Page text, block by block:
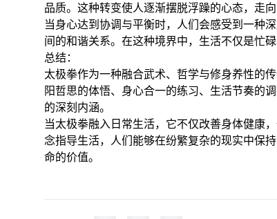
品质。这种转变使人逐渐摆脱浮躁的心态，走
当身心达到协调与平衡时，人们会感受到一种
间的和谐关系。在这种境界中，生活不仅是忙
总结：
太极拳作为一种融合武术、哲学与修身养性的
阳哲思的体悟、身心合一的练习、生活节奏的
的深刻内涵。
当太极拳融入日常生活，它不仅改善身体健康
念指导生活，人们能够在纷繁复杂的现实中保
命的价值。